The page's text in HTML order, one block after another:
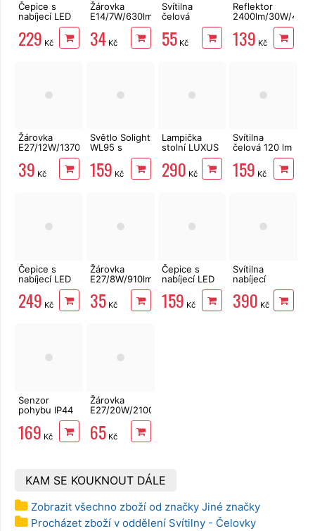
Čepice s
nabíjecí LED
čelovkou,
khaki
229 Kč
Žárovka
E14/7W/630lm/4100K
LED svíčka
Ecolite
34Kč
Svítilna
čelová
WH26, 3W,
150lm
55Kč
Reflektor
2400lm/30W/
139 Kč
Žárovka
E27/12W/1370lm/4200K
ECOLITE
39 Kč
Světlo Solight
WL95 s
ovládáním, 5
LED, 3x AA
159 Kč
Lampička
stolní LUXUS
LA9W RGB
290 Kč
Svítilna
čelová 120 lm
Cattara LED
Cree XP-E
159 Kč
Čepice s
nabíjecí LED
čelovkou,
černá s
bambulí a
249 Kč
Žárovka
E27/8W/910lm/4200K
ECOLITE
35Kč
Čepice s
nabíjecí LED
čelovkou,
svítivě růžová
Sixtol
159 Kč
Svítilna
nabíjecí
čelová Strend
Pro H4019
390 Kč
Senzor
pohybu IP44
EST11-BI
169 Kč
Žárovka
E27/20W/2100lm/4100K
ECOLITE
65Kč
KAM SE KOUKNOUT DÁLE
Zobrazit všechno zboží od značky Jiné značky
Procházet zboží v oddělení Svítilny - Čelovky